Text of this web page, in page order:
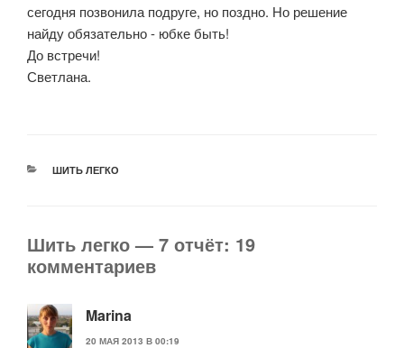
сегодня позвонила подруге, но поздно. Но решение
найду обязательно - юбке быть!
До встречи!
Светлана.
РУБРИКИ
ШИТЬ ЛЕГКО
Шить легко — 7 отчёт: 19
комментариев
Marina
20 МАЯ 2013 В 00:19